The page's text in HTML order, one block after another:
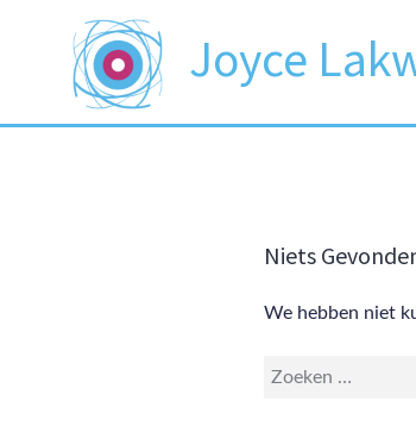
Joyce
Niets
We hebben niet
Zoeken